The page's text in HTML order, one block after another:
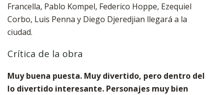
Francella, Pablo Kompel, Federico Hoppe, Ezequiel
Corbo, Luis Penna y Diego Djeredjian llegará a la
ciudad.
Crítica de la obra
Muy buena puesta. Muy divertido, pero dentro del
lo divertido interesante. Personajes muy bien